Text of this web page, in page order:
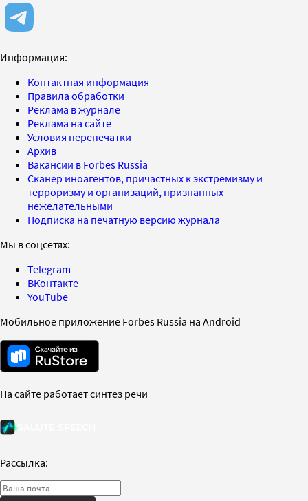
Информация:
Контактная информация
Правила обработки
Реклама в журнале
Реклама на сайте
Условия перепечатки
Архив
Вакансии в Forbes Russia
Сканер иноагентов, причастных к экстремизму и
терроризму и организаций, признанных
нежелательными
Подписка на печатную версию журнала
Мы в соцсетях:
Telegram
ВКонтакте
YouTube
Мобильное приложение Forbes Russia на Android
На сайте работает синтез речи
Рассылка: